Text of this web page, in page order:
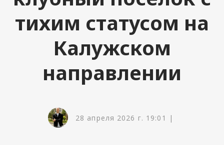
тихим статусом на
Калужском
направлении
28 апреля 2026 г. 19:01 |